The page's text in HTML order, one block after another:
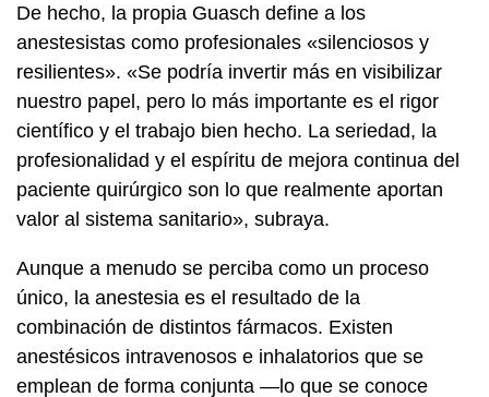
De hecho, la propia Guasch define a los
anestesistas como profesionales «silenciosos y
resilientes». «Se podría invertir más en visibilizar
nuestro papel, pero lo más importante es el rigor
científico y el trabajo bien hecho. La seriedad, la
profesionalidad y el espíritu de mejora continua del
paciente quirúrgico son lo que realmente aportan
valor al sistema sanitario», subraya.
Aunque a menudo se perciba como un proceso
único, la anestesia es el resultado de la
combinación de distintos fármacos. Existen
anestésicos intravenosos e inhalatorios que se
emplean de forma conjunta —lo que se conoce